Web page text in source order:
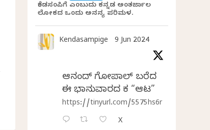
ಕೆಂಡಸಂಪಿಗೆ ಎಂಬುದು ಕನ್ನಡ ಅಂತರ್ಜಾಲ
ಲೋಕದ ಒಂದು ಅನನ್ಯ ಪರಿಮಳ.
Kendasampige 9 Jun 2024
ಆನಂದ್‌ ಗೋಪಾಲ್‌ ಬರೆದ
ಈ ಭಾನುವಾರದ ಕತೆ “ಆಟ”
https://tinyurl.com/5575hs6r
X